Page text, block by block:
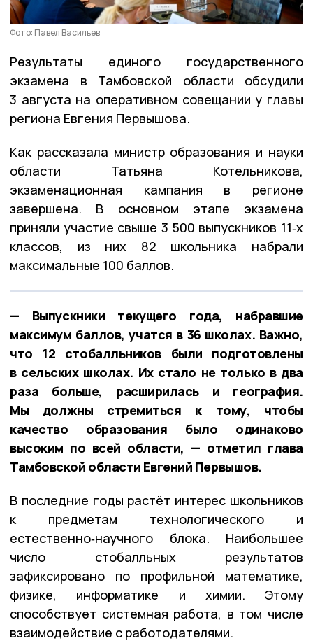
Фото: Павел Васильев
Результаты единого государственного
экзамена в Тамбовской области обсудили
3 августа на оперативном совещании у главы
региона Евгения Первышова.
Как рассказала министр образования и науки
области Татьяна Котельникова,
экзаменационная кампания в регионе
завершена. В основном этапе экзамена
приняли участие свыше 3 500 выпускников 11‑х
классов, из них 82 школьника набрали
максимальные 100 баллов.
— Выпускники текущего года, набравшие
максимум баллов, учатся в 36 школах. Важно,
что 12 стобалльников были подготовлены
в сельских школах. Их стало не только в два
раза больше, расширилась и география.
Мы должны стремиться к тому, чтобы
качество образования было одинаково
высоким по всей области, — отметил глава
Тамбовской области Евгений Первышов.
В последние годы растёт интерес школьников
к предметам технологического и
естественно‑научного блока. Наибольшее
число стобалльных результатов
зафиксировано по профильной математике,
физике, информатике и химии. Этому
способствует системная работа, в том числе
взаимодействие с работодателями.